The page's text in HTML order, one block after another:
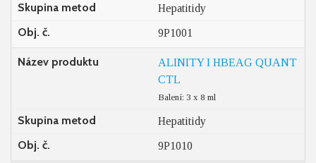
Skupina metod Hepatitidy
Obj. č. 9P1001
Název produktu
ALINITY I HBEAG QUANT
CTL
Balení: 3 x 8 ml
Skupina metod Hepatitidy
Obj. č. 9P1010